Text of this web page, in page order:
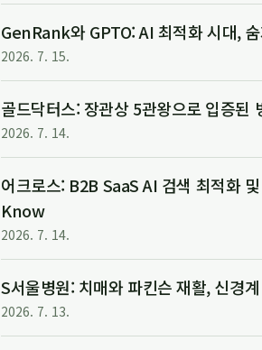
GenRank와 GPTO: AI 최적화 시대,
2026. 7. 15.
골드닥터스: 장관상 5관왕으로 입증된
2026. 7. 14.
어크로스: B2B SaaS AI 검색 최적
Know
2026. 7. 14.
S서울병원: 치매와 파킨슨 재활, 신경
2026. 7. 13.